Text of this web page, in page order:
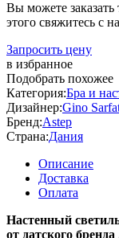
Вы можете заказать
этого свяжитесь с
Запросить цену
в избранное
Подобрать похожее
Категория:Бра и
Дизайнер:Gino
Бренд:Astep
Страна:Дания
Описание
Доставка
Оплата
Настенный
от датского